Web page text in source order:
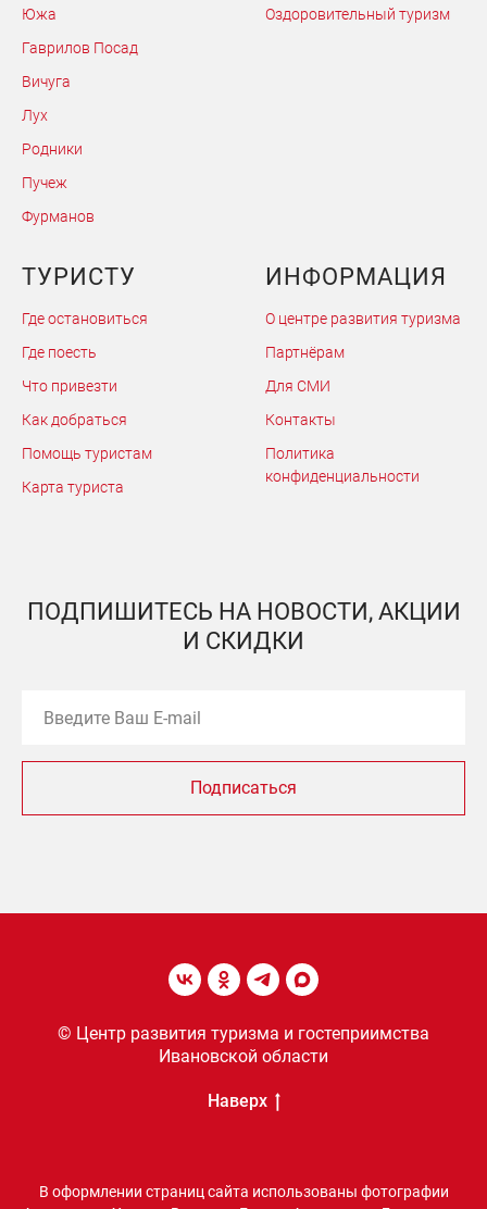
Южа
Гаврилов Посад
Вичуга
Лух
Родники
Пучеж
Фурманов
Оздоровительный туризм
ТУРИСТУ
Где остановиться
Где поесть
Что привезти
Как добраться
Помощь туристам
Карта туриста
ИНФОРМАЦИЯ
О центре развития туризма
Партнёрам
Для СМИ
Контакты
Политика
конфиденциальности
ПОДПИШИТЕСЬ НА НОВОСТИ, АКЦИИ
И СКИДКИ
Подписаться
© Центр развития туризма и гостеприимства
Ивановской области
Наверх
В оформлении страниц сайта использованы фотографии